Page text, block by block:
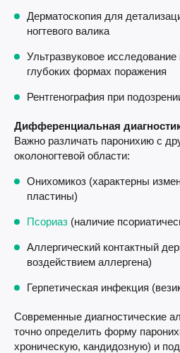
Дерматоскопия для
ногтевого валика
Ультразвуковое исследование
глубоких формах поражения
Рентгенография при
Дифференциальная
Важно различать паронихию с
околоногтевой области:
Онихомикоз (характерны
пластины)
Псориаз (наличие
Аллергический контактный
воздействием аллергена)
Герпетическая инфекция
Современные диагностические
точно определить форму
хроническую, кандидозную) и